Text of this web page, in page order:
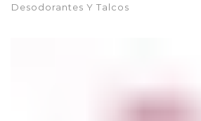
Desodorantes Y Talcos